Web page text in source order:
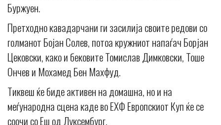
Буржуен.
Претходно кавадарчани ги засилија своите редови со
голманот Бојан Солев, потоа кружниот напаѓач Борјан
Цековски, како и бековите Томислав Димковски, Тоше
Ончев и Мохамед Бен Махфуд.
Тиквеш ќе биде активен на домашна, но и на
меѓународна сцена каде во ЕХФ Европскиот Куп ќе се
соочи со Еш од Луксембург.